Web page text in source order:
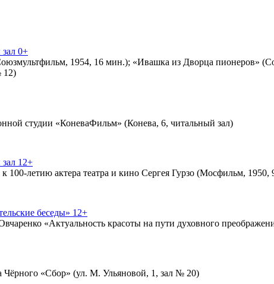
0+
1954, 16 мин.); «Ивашка из Дворца пионеров»
12)
студии «КоневаФильм» (Конева, 6, читальный зал)
12+
100-летию актера театра и кино Сергея Гурзо (Мосфильм,
беседы» 12+
«Актуальность красоты на пути духовного
Чёрного «Сбор» (ул. М. Ульяновой, 1, зал № 20)